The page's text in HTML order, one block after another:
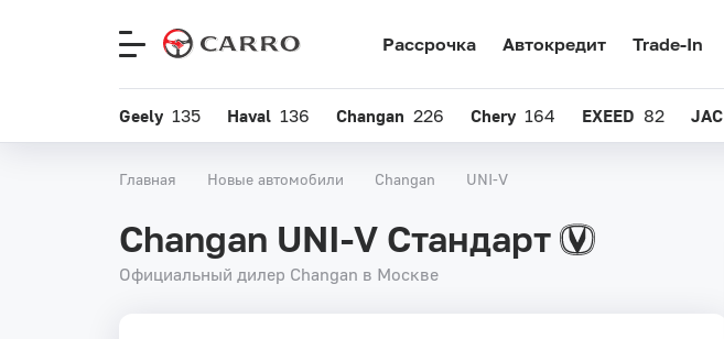
Рассрочка Автокредит Trade-In
Geely 135 Haval 136 Changan 226 Chery 164 EXEED 82 JAC
Главная Новые автомобили Changan UNI-V
Changan UNI-V Стандарт
Официальный дилер Changan в Москве